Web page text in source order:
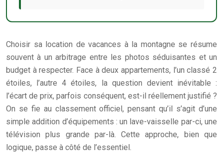
Choisir sa location de vacances à la montagne se résume
souvent à un arbitrage entre les photos séduisantes et un
budget à respecter. Face à deux appartements, l’un classé 2
étoiles, l’autre 4 étoiles, la question devient inévitable :
l’écart de prix, parfois conséquent, est-il réellement justifié ?
On se fie au classement officiel, pensant qu’il s’agit d’une
simple addition d’équipements : un lave-vaisselle par-ci, une
télévision plus grande par-là. Cette approche, bien que
logique, passe à côté de l’essentiel.